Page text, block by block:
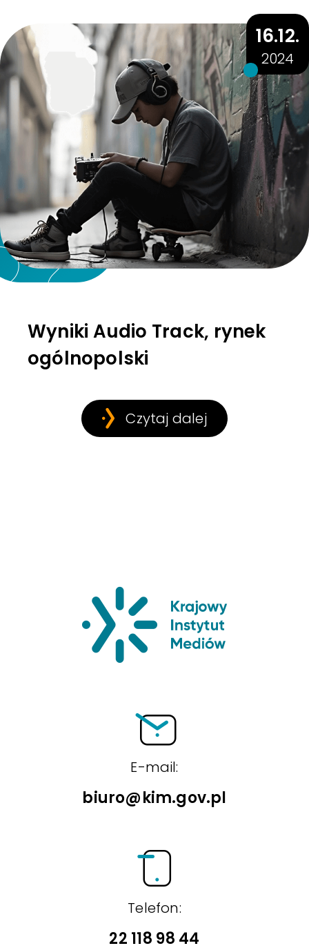
Wyniki Audio Track, rynek
ogólnopolski
Czytaj dalej
16.12.
2024
E-mail:
biuro@kim.gov.pl
Telefon:
22 118 98 44